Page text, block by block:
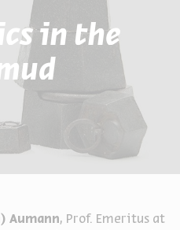
in the
Aumann, Prof. Emeritus at